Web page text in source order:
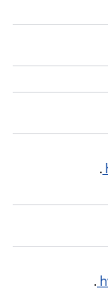
.
.